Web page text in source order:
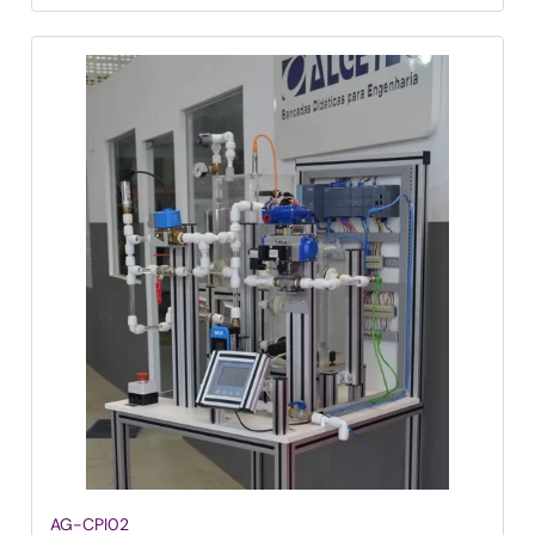
AG-CPI02